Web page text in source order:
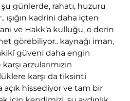
şu günlerde, rahatı, huzuru
ışığın kadrini daha içten
ve Hakk’a kulluğu, o derin
görebiliyor.. kaynağı iman,
güveni daha engin
arzularımızın
karşı da tiksinti
hissediyor ve tam bir